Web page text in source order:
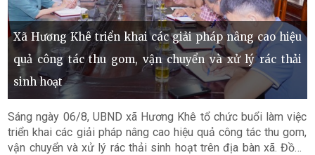
Xã Hương Khê triển khai các giải pháp nâng cao hiệu
quả công tác thu gom, vận chuyển và xử lý rác thải
sinh hoạt
Sáng ngày 06/8, UBND xã Hương Khê tổ chức buổi làm việc
triển khai các giải pháp nâng cao hiệu quả công tác thu gom,
vận chuyển và xử lý rác thải sinh hoạt trên địa bàn xã. Đồng